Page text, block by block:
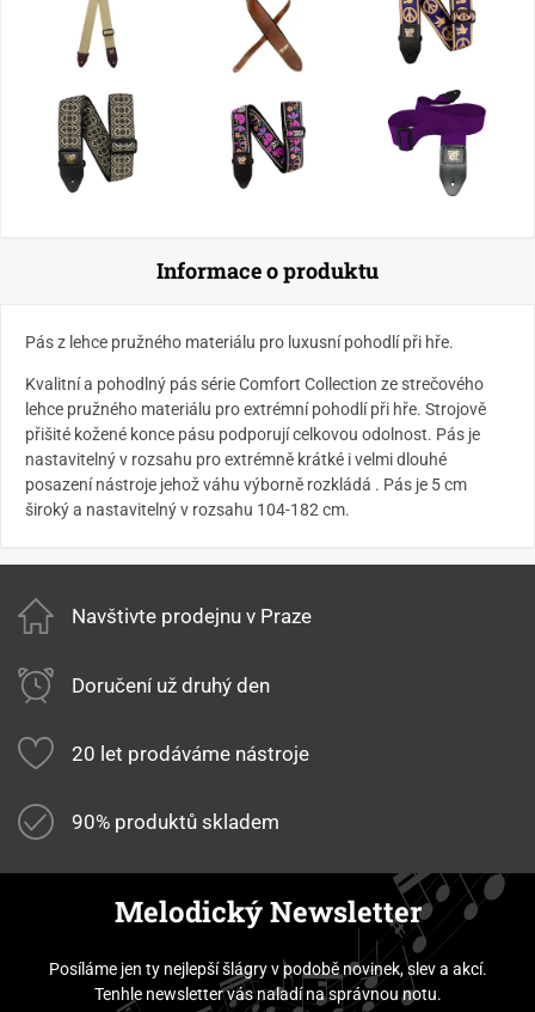
Informace o produktu
Pás z lehce pružného materiálu pro luxusní pohodlí při hře.
Kvalitní a pohodlný pás série Comfort Collection ze strečového
lehce pružného materiálu pro extrémní pohodlí při hře. Strojově
přišité kožené konce pásu podporují celkovou odolnost. Pás je
nastavitelný v rozsahu pro extrémně krátké i velmi dlouhé
posazení nástroje jehož váhu výborně rozkládá . Pás je 5 cm
široký a nastavitelný v rozsahu 104-182 cm.
Navštivte prodejnu v Praze
Doručení už druhý den
20 let prodáváme nástroje
90% produktů skladem
Melodický Newsletter
Posíláme jen ty nejlepší šlágry v podobě novinek, slev a akcí.
Tenhle newsletter vás naladí na správnou notu.